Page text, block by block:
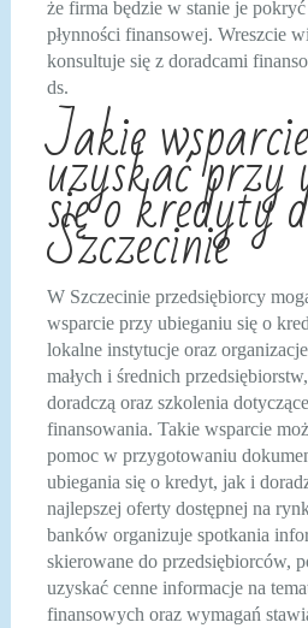
że firma będzie w stanie je
płynności finansowej. Wreszcie
konsultuje się z doradcami
ds.
Jakie
uzyskać przy
się o
Szczecinie
W Szczecinie przedsiębiorcy
wsparcie przy ubieganiu się o
lokalne instytucje oraz
małych i średnich
doradczą oraz szkolenia
finansowania. Takie wsparcie
pomoc w przygotowaniu
ubiegania się o kredyt, jak i
najlepszej oferty dostępnej na
banków organizuje spotkania
skierowane do przedsiębiorców,
uzyskać cenne informacje na
finansowych oraz wymagań